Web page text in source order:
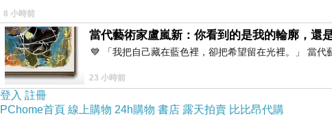
8 小時前
當代藝術家盧嵐新：你看到的是我的輪廓，
💙 「我把自己藏在藍色裡，卻把希望留在光裡。」 當
23 小時前
登入 註冊
PChome首頁 線上購物 24h購物 書店 露天拍賣 比比昂代購